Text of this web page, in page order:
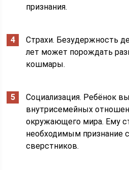
признания.
Страхи. Безудержность
лет может порождать
кошмары.
Социализация. Ребёнок
внутрисемейных
окружающего мира. Ему
необходимым признание
сверстников.